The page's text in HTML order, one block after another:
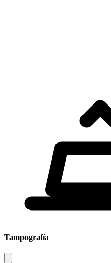
Tampografía